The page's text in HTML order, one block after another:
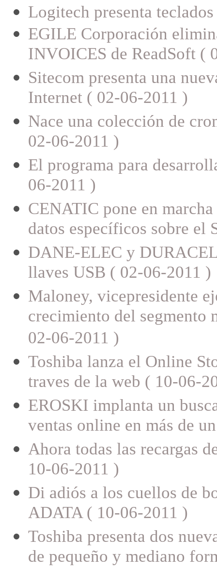
Logitech presenta
EGILE Corporación
INVOICES de ReadSoft (
Sitecom presenta una
Internet ( 02-06-2011 )
Nace una colección de
02-06-2011 )
El programa para
06-2011 )
CENATIC pone en
datos específicos sobre el
DANE-ELEC y
llaves USB ( 02-06-2011 )
Maloney, vicepresidente
crecimiento del segmento
02-06-2011 )
Toshiba lanza el Online
traves de la web ( 10-06-
EROSKI implanta un
ventas online en más de
Ahora todas las recargas
10-06-2011 )
Di adiós a los cuellos de
ADATA ( 10-06-2011 )
Toshiba presenta dos
de pequeño y mediano